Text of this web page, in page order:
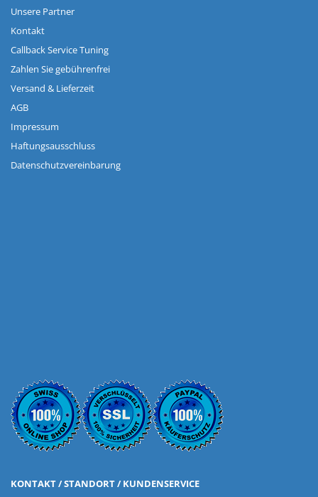
Unsere Partner
Kontakt
Callback Service Tuning
Zahlen Sie gebührenfrei
Versand & Lieferzeit
AGB
Impressum
Haftungsausschluss
Datenschutzvereinbarung
KONTAKT / STANDORT / KUNDENSERVICE